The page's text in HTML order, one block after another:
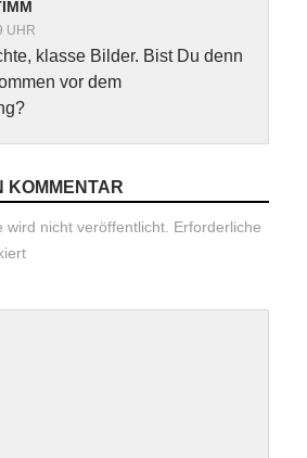
UHR
klasse Bilder. Bist Du denn
vor dem
KOMMENTAR
wird nicht veröffentlicht. Erforderliche